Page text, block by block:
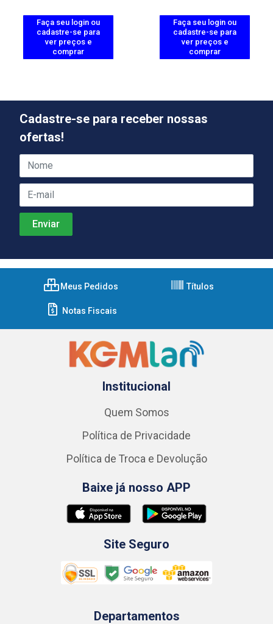
Faça seu login ou
cadastre-se para
ver preços e
comprar
Faça seu login ou
cadastre-se para
ver preços e
comprar
Cadastre-se para receber nossas
ofertas!
Meus Pedidos Títulos
Notas Fiscais
Institucional
Quem Somos
Política de Privacidade
Política de Troca e Devolução
Baixe já nosso APP
Site Seguro
Departamentos